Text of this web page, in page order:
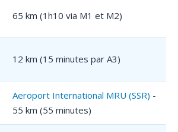
65 km (1h10 via M1 et M2)
12 km (15 minutes par A3)
Aeroport International MRU (SSR) -
55 km (55 minutes)